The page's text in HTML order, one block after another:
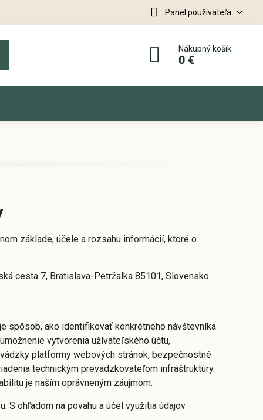
Panel používateľa
Nákupný košík
0 €
základe, účele a rozsahu informácií, ktoré o
cesta 7, Bratislava-Petržalka 85101, Slovensko.
spôsob, ako identifikovať konkrétneho návštevníka
vytvorenia užívateľského účtu,
platformy webových stránok, bezpečnostné
technickým prevádzkovateľom infraštruktúry.
je naším oprávneným záujmom.
S ohľadom na povahu a účel využitia údajov